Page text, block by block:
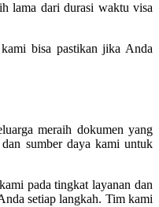
lama dari durasi waktu visa
bisa pastikan jika Anda
meraih dokumen yang
sumber daya kami untuk
pada tingkat layanan dan
setiap langkah. Tim kami